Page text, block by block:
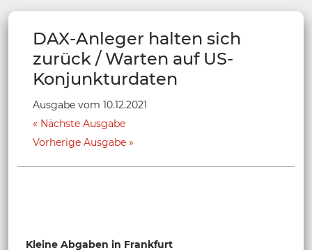
DAX-Anleger halten sich
zurück / Warten auf US-
Konjunkturdaten
Ausgabe vom 10.12.2021
Nächste Ausgabe
Vorherige Ausgabe
Kleine Abgaben in Frankfurt